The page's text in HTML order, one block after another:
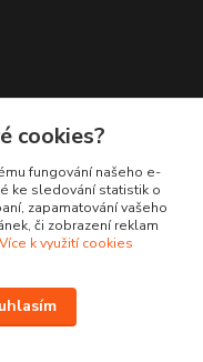
cookies?
fungování našeho e-
ke sledování statistik o
zapamatování vašeho
či zobrazení reklam
Více k využití cookies